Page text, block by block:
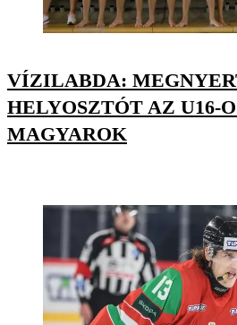
VÍZILABDA:
HELYOSZTÓT AZ U16-
MAGYAROK